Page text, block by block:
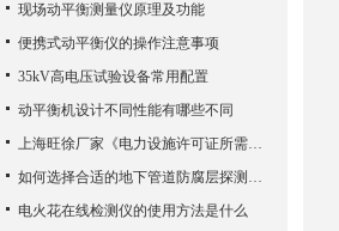
现场动平衡测量仪原理及功能
便携式动平衡仪的操作注意事项
35kV高电压试验设备常用配置
动平衡机设计不同性能有哪些不同
上海旺徐厂家《电力设施许可证所需施工机具设备条件》（2017版）的通知
如何选择合适的地下管道防腐层探测检测仪？
电火花在线检测仪的使用方法是什么